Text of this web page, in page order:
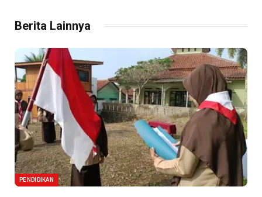
Berita Lainnya
PENDIDIKAN